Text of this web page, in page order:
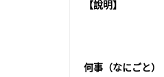
【說明】
何事（なにごと）